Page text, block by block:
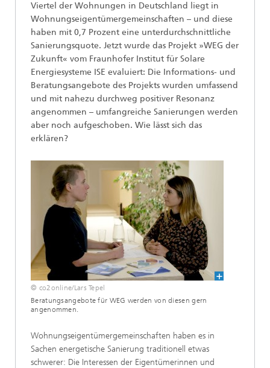
Viertel der Wohnungen in Deutschland liegt in
Wohnungseigentümergemeinschaften – und diese
haben mit 0,7 Prozent eine unterdurchschnittliche
Sanierungsquote. Jetzt wurde das Projekt »WEG der
Zukunft« vom Fraunhofer Institut für Solare
Energiesysteme ISE evaluiert: Die Informations- und
Beratungsangebote des Projekts wurden umfassend
und mit nahezu durchweg positiver Resonanz
angenommen – umfangreiche Sanierungen werden
aber noch aufgeschoben. Wie lässt sich das
erklären?
© co2online/Lars Tepel
Beratungsangebote für WEG werden von diesen gern
angenommen.
Wohnungseigentümergemeinschaften haben es in
Sachen energetische Sanierung traditionell etwas
schwerer: Die Interessen der Eigentümerinnen und